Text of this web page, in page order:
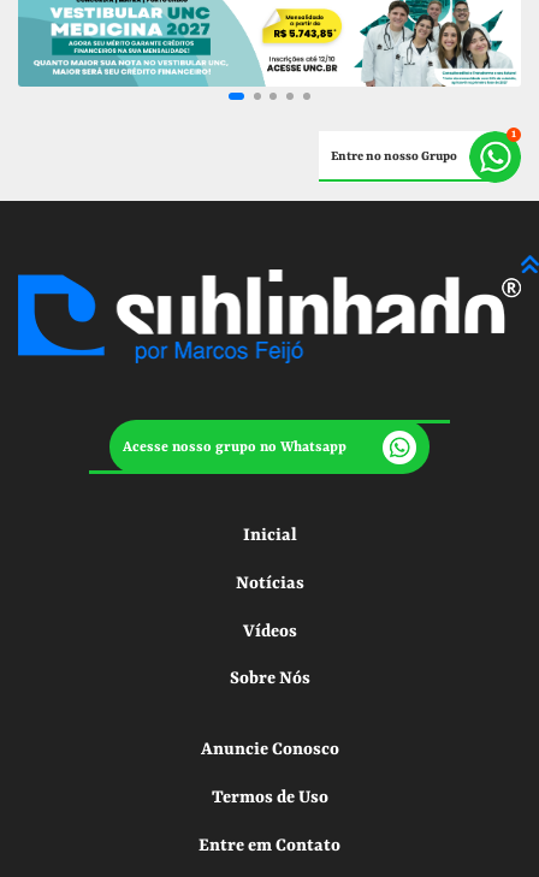
Entre no nosso Grupo
Acesse nosso grupo no Whatsapp
Inicial
Notícias
Vídeos
Sobre Nós
Anuncie Conosco
Termos de Uso
Entre em Contato